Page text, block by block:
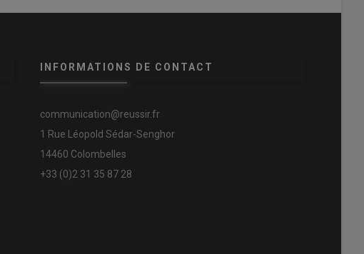
INFORMATIONS DE CONTACT
communication@reussir.fr
1 Rue Léopold Sédar-Senghor
14460 Colombelles
+33 (0)2 31 35 87 28